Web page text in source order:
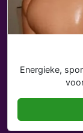
Energieke,